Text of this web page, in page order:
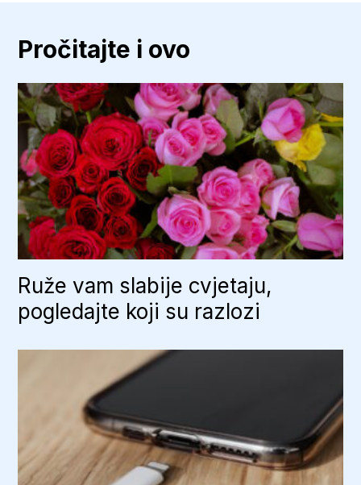
Google
funkciju
Pročitajte i ovo
Ruže vam slabije cvjetaju,
pogledajte koji su razlozi